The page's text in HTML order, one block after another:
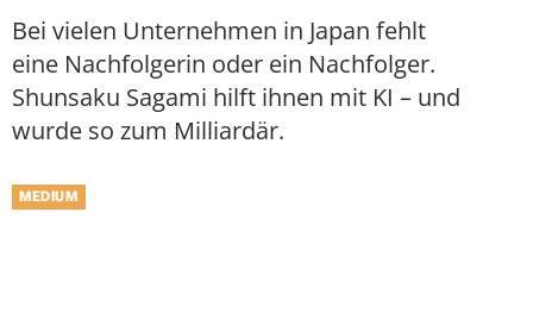
Bei vielen Unternehmen in Japan fehlt
eine Nachfolgerin oder ein Nachfolger.
Shunsaku Sagami hilft ihnen mit KI – und
wurde so zum Milliardär.
MEDIUM